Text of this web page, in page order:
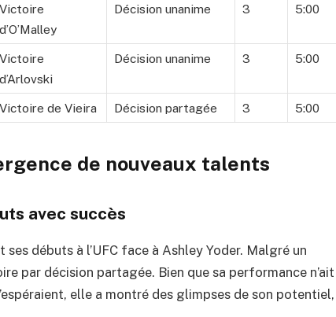
Victoire
d’O’Malley
Décision unanime 3 5:00
Victoire
d’Arlovski
Décision unanime 3 5:00
Victoire de Vieira Décision partagée 3 5:00
de nouveaux talents
avec succès
débuts à l’UFC face à Ashley Yoder. Malgré un
par décision partagée. Bien que sa performance n’ait
elle a montré des glimpses de son potentiel,